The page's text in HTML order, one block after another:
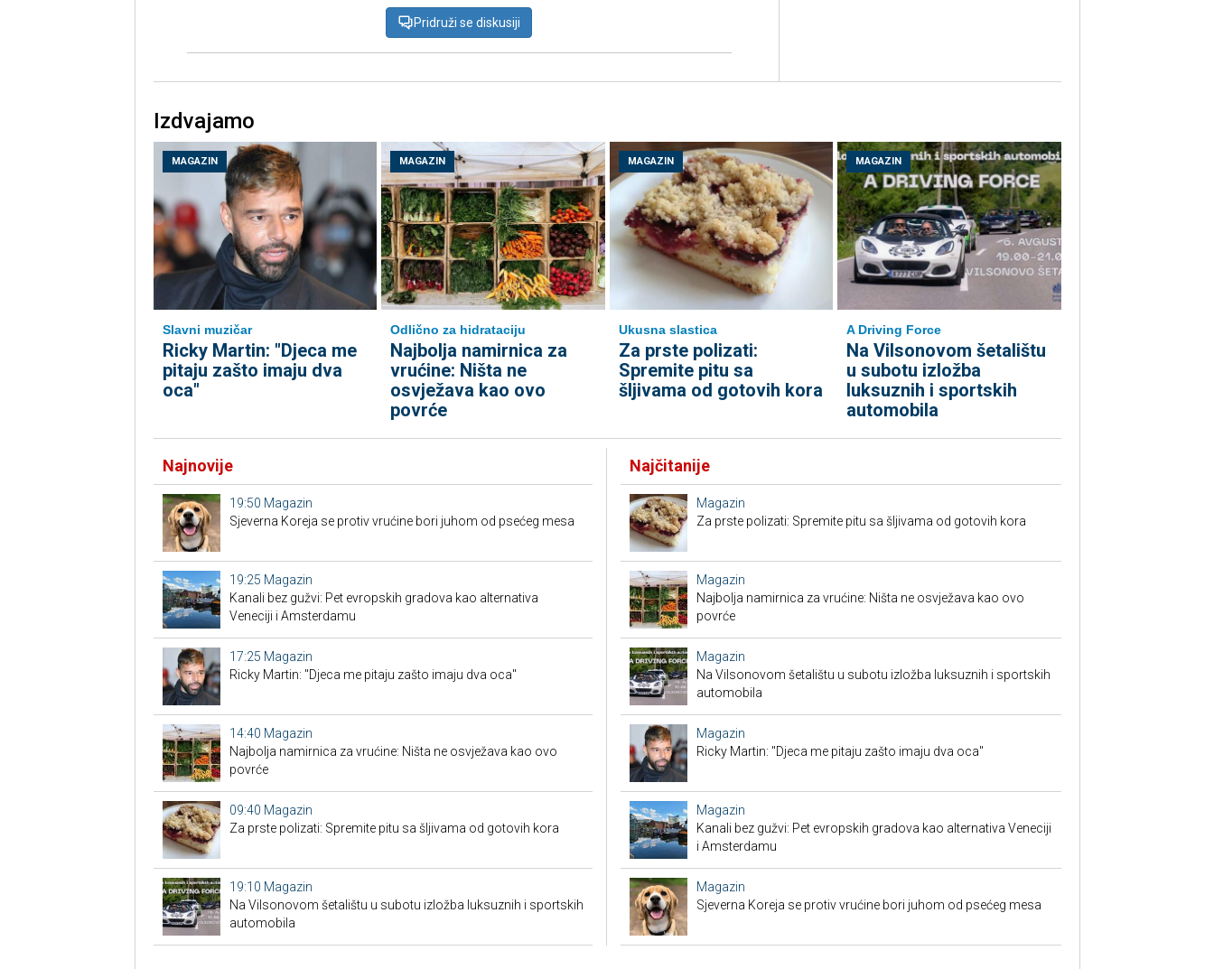
Pridruži se diskusiji
Izdvajamo
MAGAZIN
Slavni muzičar
Ricky Martin: "Djeca me
pitaju zašto imaju dva
oca"
MAGAZIN
Odlično za hidrataciju
Najbolja namirnica za
vrućine: Ništa ne
osvježava kao ovo
povrće
MAGAZIN
Ukusna slastica
Za prste polizati:
Spremite pitu sa
šljivama od gotovih kora
MAGAZIN
A Driving Force
Na Vilsonovom šetalištu
u subotu izložba
luksuznih i sportskih
automobila
Najnovije
19:50 Magazin
Sjeverna Koreja se protiv vrućine bori juhom od psećeg mesa
19:25 Magazin
Kanali bez gužvi: Pet evropskih gradova kao alternativa
Veneciji i Amsterdamu
17:25 Magazin
Ricky Martin: "Djeca me pitaju zašto imaju dva oca"
14:40 Magazin
Najbolja namirnica za vrućine: Ništa ne osvježava kao ovo
povrće
09:40 Magazin
Za prste polizati: Spremite pitu sa šljivama od gotovih kora
19:10 Magazin
Na Vilsonovom šetalištu u subotu izložba luksuznih i sportskih
automobila
Najčitanije
Magazin
Za prste polizati: Spremite pitu sa šljivama od gotovih kora
Magazin
Najbolja namirnica za vrućine: Ništa ne osvježava kao ovo
povrće
Magazin
Na Vilsonovom šetalištu u subotu izložba luksuznih i sportskih
automobila
Magazin
Ricky Martin: "Djeca me pitaju zašto imaju dva oca"
Magazin
Kanali bez gužvi: Pet evropskih gradova kao alternativa Veneciji
i Amsterdamu
Magazin
Sjeverna Koreja se protiv vrućine bori juhom od psećeg mesa